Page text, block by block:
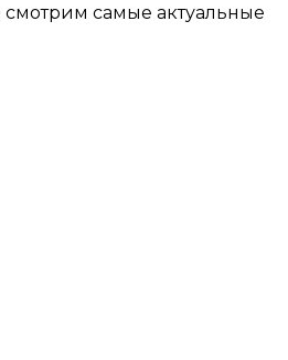
самые актуальные